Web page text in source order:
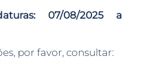
07/08/2025 a
por favor, consultar: